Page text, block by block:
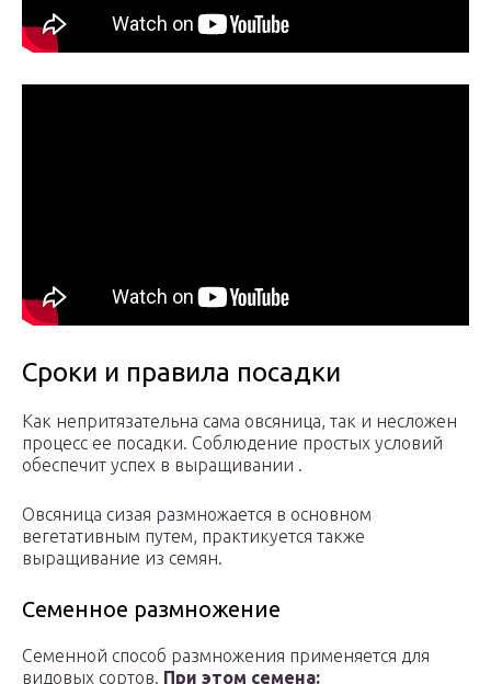
Сроки и правила посадки
Как непритязательна сама овсяница, так и несложен
процесс ее посадки. Соблюдение простых условий
обеспечит успех в выращивании .
Овсяница сизая размножается в основном
вегетативным путем, практикуется также
выращивание из семян.
Семенное размножение
Семенной способ размножения применяется для
видовых сортов. При этом семена: